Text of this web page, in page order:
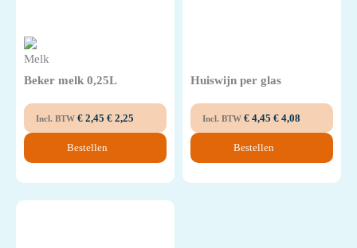
Beker melk 0,25L
Incl. BTW € 2,45 € 2,25
Bestellen
Huiswijn per glas
Incl. BTW € 4,45 € 4,08
Bestellen